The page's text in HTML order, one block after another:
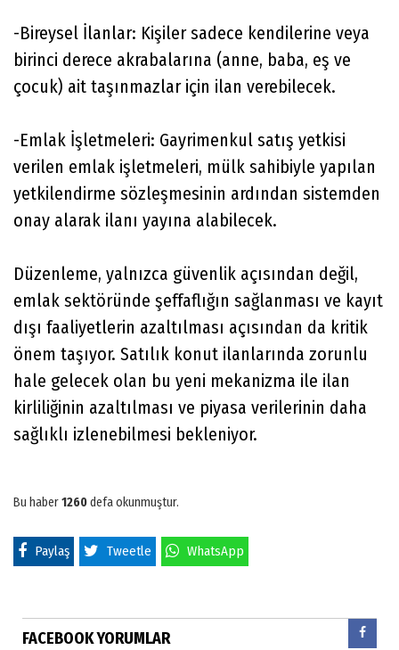
-Bireysel İlanlar: Kişiler sadece kendilerine veya
birinci derece akrabalarına (anne, baba, eş ve
çocuk) ait taşınmazlar için ilan verebilecek.
-Emlak İşletmeleri: Gayrimenkul satış yetkisi
verilen emlak işletmeleri, mülk sahibiyle yapılan
yetkilendirme sözleşmesinin ardından sistemden
onay alarak ilanı yayına alabilecek.
Düzenleme, yalnızca güvenlik açısından değil,
emlak sektöründe şeffaflığın sağlanması ve kayıt
dışı faaliyetlerin azaltılması açısından da kritik
önem taşıyor. Satılık konut ilanlarında zorunlu
hale gelecek olan bu yeni mekanizma ile ilan
kirliliğinin azaltılması ve piyasa verilerinin daha
sağlıklı izlenebilmesi bekleniyor.
Bu haber1260defa okunmuştur.
Paylaş Tweetle WhatsApp
FACEBOOK YORUMLAR